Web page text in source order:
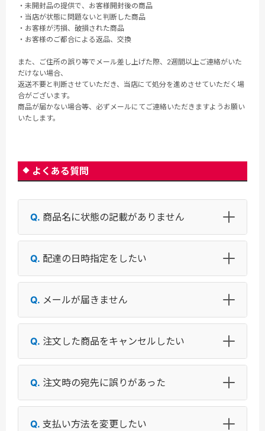
・未開封品の提供で、お客様開封後の商品
・当店が状態に問題ないと判断した商品
・お客様が汚損、破損された商品
・お客様のご都合による返品、交換
また、ご住所の誤り等でメール差し上げた際、2週間以上ご連絡がいた
だけない場合、
返送不要と判断させていただき、当店にて処分を進めさせていただく場
合がございます。
商品が届かない場合等、必ずメールにてご連絡いただきますようお願い
いたします。
よくある質問
商品名に状態の記載がありません
配達の日時指定をしたい
メールが届きません
注文した商品をキャンセルしたい
注文時の宛先に誤りがあった
支払い方法を変更したい